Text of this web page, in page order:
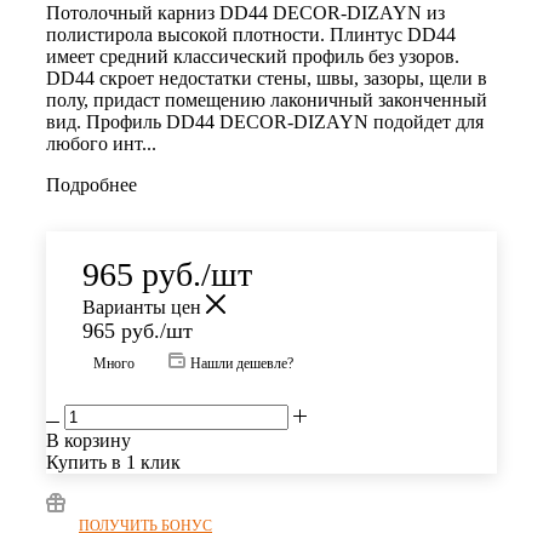
Потолочный карниз DD44 DECOR-DIZAYN из
полистирола высокой плотности. Плинтус DD44
имеет средний классический профиль без узоров.
DD44 скроет недостатки стены, швы, зазоры, щели в
полу, придаст помещению лаконичный законченный
вид. Профиль DD44 DECOR-DIZAYN подойдет для
любого инт...
Подробнее
965 руб./шт
Варианты цен
965 руб./шт
Много Нашли дешевле?
В корзину
Купить в 1 клик
ПОЛУЧИТЬ БОНУС